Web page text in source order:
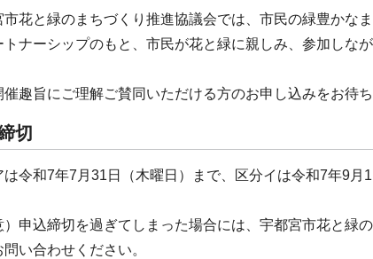
市花と緑のまちづくり推進協議会では、市民の緑豊かな
トナーシップのもと、市民が花と緑に親しみ、参加しな
催趣旨にご理解ご賛同いただける方のお申し込みをお待ち
切
は令和7年7月31日（木曜日）まで、区分イは令和7年9
）申込締切を過ぎてしまった場合には、宇都宮市花と
問い合わせください。